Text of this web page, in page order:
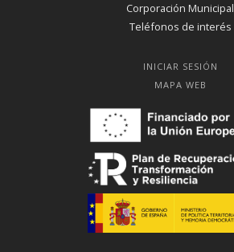
Corporación Municipal
Teléfonos de interés
INICIAR SESIÓN
MAPA WEB